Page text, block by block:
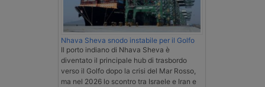
Nhava Sheva snodo instabile per il Golfo
Il porto indiano di Nhava Sheva è
diventato il principale hub di trasbordo
verso il Golfo dopo la crisi del Mar Rosso,
ma nel 2026 lo scontro tra Israele e Iran e